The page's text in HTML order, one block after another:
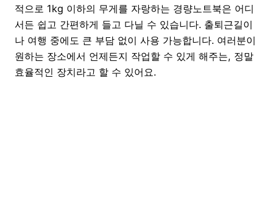
적으로 1kg 이하의 무게를 자랑하는 경량노트북은 어디
서든 쉽고 간편하게 들고 다닐 수 있습니다. 출퇴근길이
나 여행 중에도 큰 부담 없이 사용 가능합니다. 여러분이
원하는 장소에서 언제든지 작업할 수 있게 해주는, 정말
효율적인 장치라고 할 수 있어요.